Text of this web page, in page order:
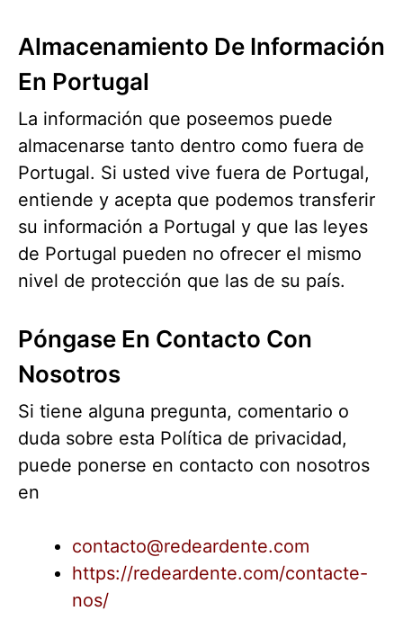
Almacenamiento De Información
En Portugal
La información que poseemos puede
almacenarse tanto dentro como fuera de
Portugal. Si usted vive fuera de Portugal,
entiende y acepta que podemos transferir
su información a Portugal y que las leyes
de Portugal pueden no ofrecer el mismo
nivel de protección que las de su país.
Póngase En Contacto Con
Nosotros
Si tiene alguna pregunta, comentario o
duda sobre esta Política de privacidad,
puede ponerse en contacto con nosotros
en
contacto@redeardente.com
https://redeardente.com/contacte-
nos/